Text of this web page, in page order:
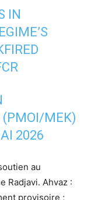
IN
(PMOI/MEK)
2026
au
Radjavi. Ahvaz :
provisoire ;